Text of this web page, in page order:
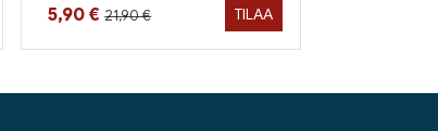
Hinta nyt
5,90 €Hinta aiemmin
21,90 € TILAA